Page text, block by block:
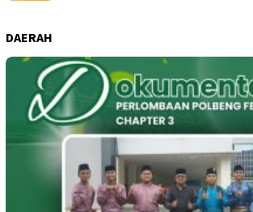
DAERAH